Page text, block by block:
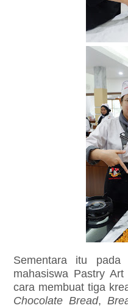
Sementara itu pada
mahasiswa Pastry
cara membuat tiga
Chocolate Bread,